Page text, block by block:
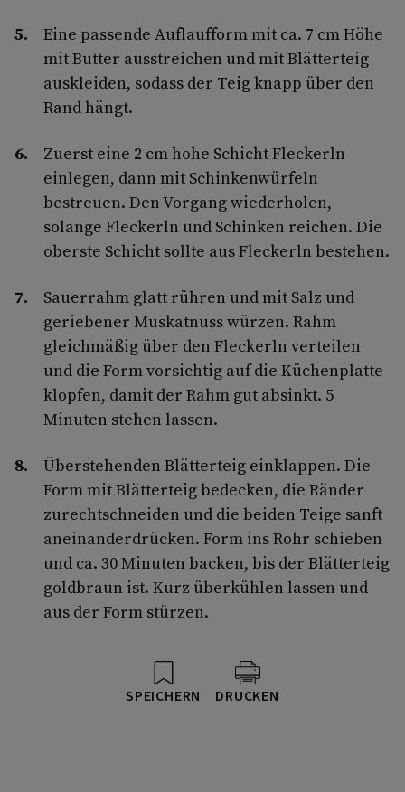
Eine passende Auflaufform mit ca. 7 cm Höhe
mit Butter ausstreichen und mit Blätterteig
auskleiden, sodass der Teig knapp über den
Rand hängt.
Zuerst eine 2 cm hohe Schicht Fleckerln
einlegen, dann mit Schinkenwürfeln
bestreuen. Den Vorgang wiederholen,
solange Fleckerln und Schinken reichen. Die
oberste Schicht sollte aus Fleckerln bestehen.
Sauerrahm glatt rühren und mit Salz und
geriebener Muskatnuss würzen. Rahm
gleichmäßig über den Fleckerln verteilen
und die Form vorsichtig auf die Küchenplatte
klopfen, damit der Rahm gut absinkt. 5
Minuten stehen lassen.
Überstehenden Blätterteig einklappen. Die
Form mit Blätterteig bedecken, die Ränder
zurechtschneiden und die beiden Teige sanft
aneinanderdrücken. Form ins Rohr schieben
und ca. 30 Minuten backen, bis der Blätterteig
goldbraun ist. Kurz überkühlen lassen und
aus der Form stürzen.
SPEICHERN DRUCKEN